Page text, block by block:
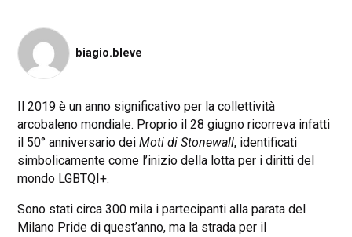
biagio.bleve
Il 2019 è un anno significativo per la collettività
arcobaleno mondiale. Proprio il 28 giugno ricorreva infatti
il 50° anniversario deiMoti di Stonewall, identificati
simbolicamente come l’inizio della lotta per i diritti del
mondo LGBTQI+.
Sono stati circa 300 mila i partecipanti alla parata del
Milano Pride di quest’anno, ma la strada per il